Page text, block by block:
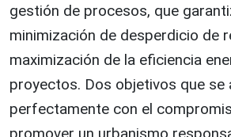
gestión de procesos, que
minimización de desperdicio de
maximización de la eficiencia
proyectos. Dos objetivos que se
perfectamente con el
promover un urbanismo